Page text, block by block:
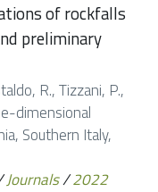
of rockfalls
preliminary
R., Tizzani, P.,
dimensional
Southern Italy,
Journals/2022